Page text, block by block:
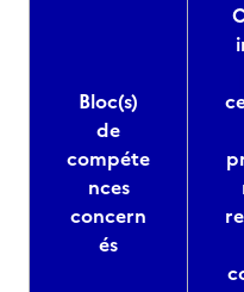
Bloc(s)
de
compéte
nces
concern
és